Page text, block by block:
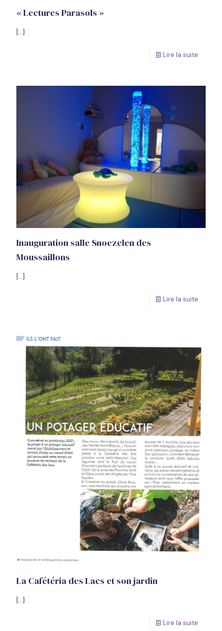
« Lectures Parasols »
[…]
Lire la suite
Inauguration salle Snoezelen des
Moussaillons
[…]
Lire la suite
La Cafétéria des Lacs et son jardin
[…]
Lire la suite